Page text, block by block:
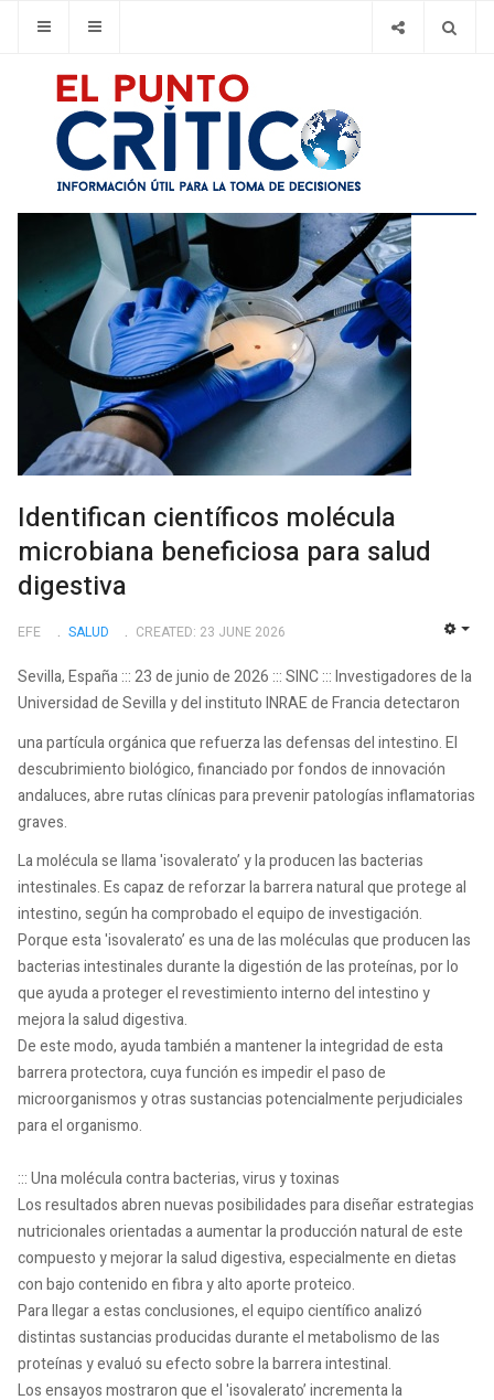
Identifican científicos molécula
microbiana beneficiosa para salud
digestiva
EFE SALUD CREATED: 23 JUNE 2026
Sevilla, España ::: 23 de junio de 2026 ::: SINC ::: Investigadores de la
Universidad de Sevilla y del instituto INRAE de Francia detectaron
una partícula orgánica que refuerza las defensas del intestino. El
descubrimiento biológico, financiado por fondos de innovación
andaluces, abre rutas clínicas para prevenir patologías inflamatorias
graves.
La molécula se llama 'isovalerato’ y la producen las bacterias
intestinales. Es capaz de reforzar la barrera natural que protege al
intestino, según ha comprobado el equipo de investigación.
Porque esta 'isovalerato’ es una de las moléculas que producen las
bacterias intestinales durante la digestión de las proteínas, por lo
que ayuda a proteger el revestimiento interno del intestino y
mejora la salud digestiva.
De este modo, ayuda también a mantener la integridad de esta
barrera protectora, cuya función es impedir el paso de
microorganismos y otras sustancias potencialmente perjudiciales
para el organismo.
::: Una molécula contra bacterias, virus y toxinas
Los resultados abren nuevas posibilidades para diseñar estrategias
nutricionales orientadas a aumentar la producción natural de este
compuesto y mejorar la salud digestiva, especialmente en dietas
con bajo contenido en fibra y alto aporte proteico.
Para llegar a estas conclusiones, el equipo científico analizó
distintas sustancias producidas durante el metabolismo de las
proteínas y evaluó su efecto sobre la barrera intestinal.
Los ensayos mostraron que el 'isovalerato’ incrementa la